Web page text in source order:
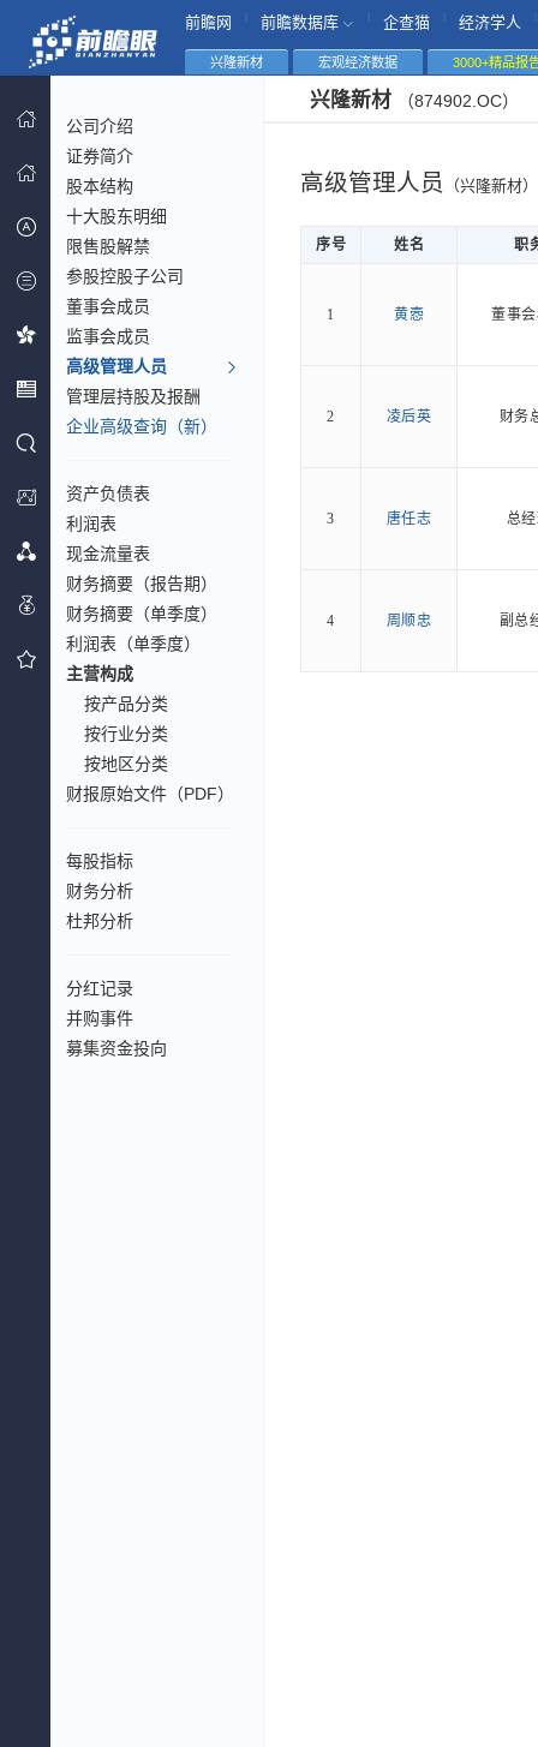
前瞻网 前瞻数据库 企查猫 经济学人
兴隆新材 宏观经济数据 3000+精品报
公司介绍
证券简介
股本结构
十大股东明细
限售股解禁
参股控股子公司
董事会成员
监事会成员
高级管理人员
管理层持股及报酬
企业高级查询（新）
资产负债表
利润表
现金流量表
财务摘要（报告期）
财务摘要（单季度）
利润表（单季度）
主营构成
按产品分类
按行业分类
按地区分类
财报原始文件（PDF）
每股指标
财务分析
杜邦分析
分红记录
并购事件
募集资金投向
兴隆新材 （874902.OC）
高级管理人员 （兴隆新材）
序号 姓名 职
1 黄悫 董事
2 凌后英 财务
3 唐任志 总
4 周顺忠 副总